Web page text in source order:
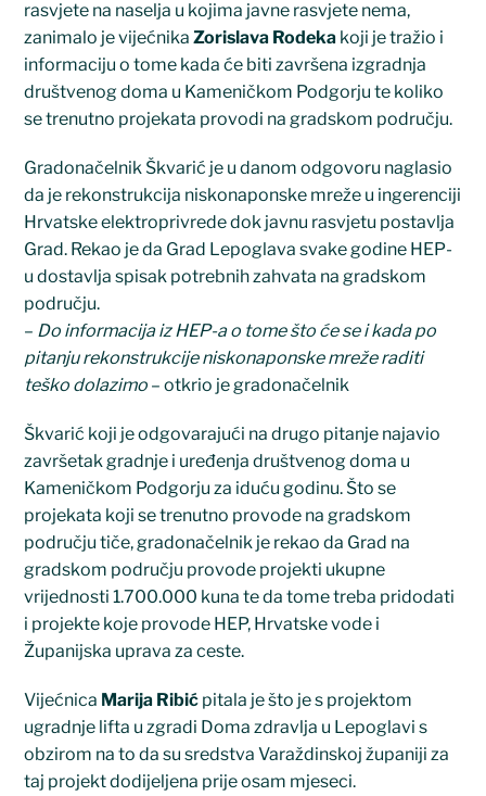
rasvjete na naselja u kojima javne rasvjete nema,
zanimalo je vijećnikaZorislava Rodeka koji je tražio i
informaciju o tome kada će biti završena izgradnja
društvenog doma u Kameničkom Podgorju te koliko
se trenutno projekata provodi na gradskom području.
Gradonačelnik Škvarić je u danom odgovoru naglasio
da je rekonstrukcija niskonaponske mreže u ingerenciji
Hrvatske elektroprivrede dok javnu rasvjetu postavlja
Grad. Rekao je da Grad Lepoglava svake godine HEP-
u dostavlja spisak potrebnih zahvata na gradskom
području.
– Do informacija iz HEP-a o tome što će se i kada po
pitanju rekonstrukcije niskonaponske mreže raditi
teško dolazimo – otkrio je gradonačelnik
Škvarić koji je odgovarajući na drugo pitanje najavio
završetak gradnje i uređenja društvenog doma u
Kameničkom Podgorju za iduću godinu. Što se
projekata koji se trenutno provode na gradskom
području tiče, gradonačelnik je rekao da Grad na
gradskom području provode projekti ukupne
vrijednosti 1.700.000 kuna te da tome treba pridodati
i projekte koje provode HEP, Hrvatske vode i
Županijska uprava za ceste.
Vijećnica Marija Ribić pitala je što je s projektom
ugradnje lifta u zgradi Doma zdravlja u Lepoglavi s
obzirom na to da su sredstva Varaždinskoj županiji za
taj projekt dodijeljena prije osam mjeseci.